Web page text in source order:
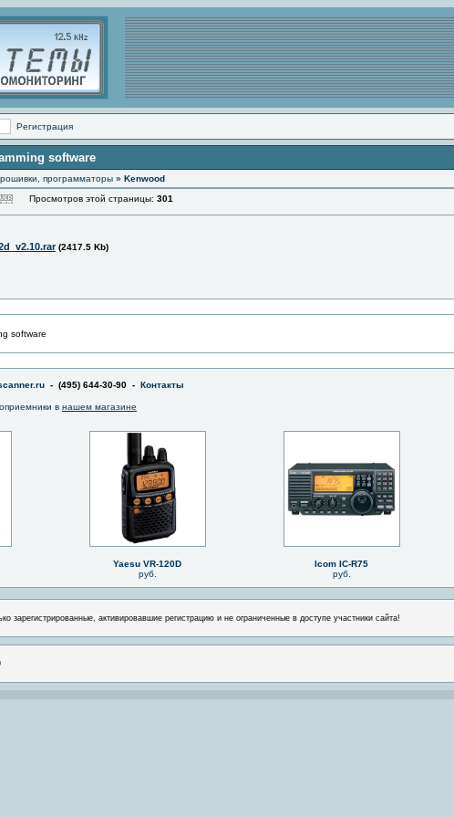
Регистрация
software
программаторы » Kenwood
Просмотров этой страницы: 301
(2417.5 Kb)
software
- (495) 644-30-90 - Контакты
в нашем магазине
Yaesu VR-120D
руб.
Icom IC-R75
руб.
зарегистрированные, активировавшие регистрацию и не ограниченные в доступе участники сайта!